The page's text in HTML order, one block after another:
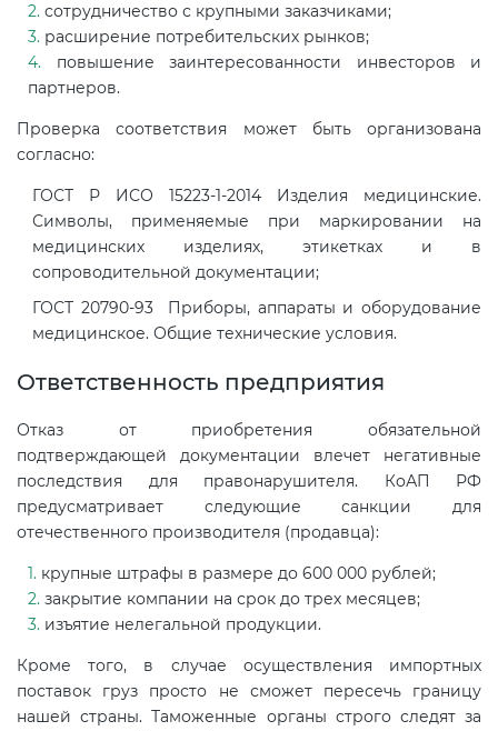
сотрудничество с крупными заказчиками;
расширение потребительских рынков;
повышение заинтересованности инвесторов и
партнеров.
Проверка соответствия может быть организована
согласно:
ГОСТ Р ИСО 15223-1-2014 Изделия медицинские.
Символы, применяемые при маркировании на
медицинских изделиях, этикетках и в
сопроводительной документации;
ГОСТ 20790-93 Приборы, аппараты и оборудование
медицинское. Общие технические условия.
Ответственность предприятия
Отказ от приобретения обязательной
подтверждающей документации влечет негативные
последствия для правонарушителя. КоАП РФ
предусматривает следующие санкции для
отечественного производителя (продавца):
крупные штрафы в размере до 600 000 рублей;
закрытие компании на срок до трех месяцев;
изъятие нелегальной продукции.
Кроме того, в случае осуществления импортных
поставок груз просто не сможет пересечь границу
нашей страны. Таможенные органы строго следят за
Действующие технические
регламенты